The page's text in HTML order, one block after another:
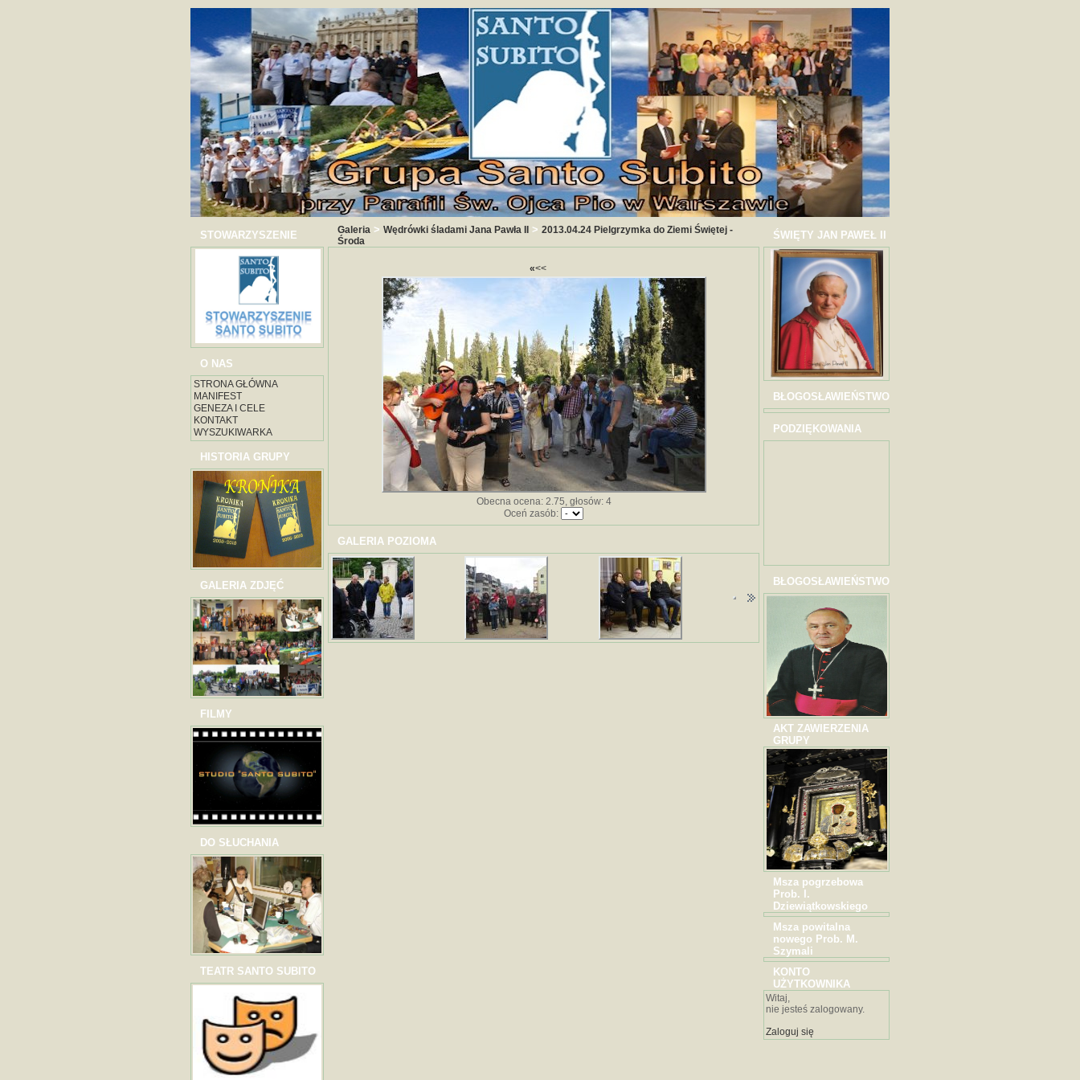
STOWARZYSZENIE
O NAS
STRONA GŁÓWNA
MANIFEST
GENEZA I CELE
KONTAKT
WYSZUKIWARKA
HISTORIA GRUPY
GALERIA ZDJĘĆ
FILMY
DO SŁUCHANIA
TEATR SANTO SUBITO
Galeria > Wędrówki śladami Jana Pawła II > 2013.04.24 Pielgrzymka do Ziemi Świętej -
Środa
«<<
Obecna ocena: 2.75, głosów: 4
Oceń zasób:
GALERIA POZIOMA
ŚWIĘTY JAN PAWEŁ II
BŁOGOSŁAWIEŃSTWO
PODZIĘKOWANIA
BŁOGOSŁAWIEŃSTWO
AKT ZAWIERZENIA
GRUPY
Msza pogrzebowa
Prob. I.
Dziewiątkowskiego
Msza powitalna
nowego Prob. M.
Szymali
KONTO
UŻYTKOWNIKA
Witaj,
nie jesteś zalogowany.
Zaloguj się